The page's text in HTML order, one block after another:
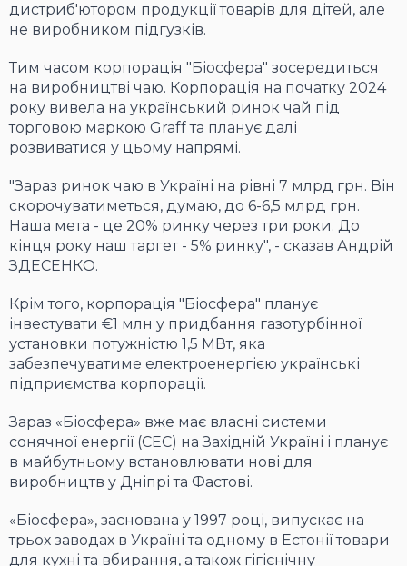
дистриб'ютором продукції товарів для дітей, але
не виробником підгузків.
Тим часом корпорація "Біосфера" зосередиться
на виробництві чаю. Корпорація на початку 2024
року вивела на український ринок чай під
торговою маркою Graff та планує далі
розвиватися у цьому напрямі.
"Зараз ринок чаю в Україні на рівні 7 млрд грн. Він
скорочуватиметься, думаю, до 6-6,5 млрд грн.
Наша мета - це 20% ринку через три роки. До
кінця року наш таргет - 5% ринку", - сказав Андрій
ЗДЕСЕНКО.
Крім того, корпорація "Біосфера" планує
інвестувати €1 млн у придбання газотурбінної
установки потужністю 1,5 МВт, яка
забезпечуватиме електроенергією українські
підприємства корпорації.
Зараз «Біосфера» вже має власні системи
сонячної енергії (СЕС) на Західній Україні і планує
в майбутньому встановлювати нові для
виробництв у Дніпрі та Фастові.
«Біосфера», заснована у 1997 році, випускає на
трьох заводах в Україні та одному в Естонії товари
для кухні та вбирання, а також гігієнічну